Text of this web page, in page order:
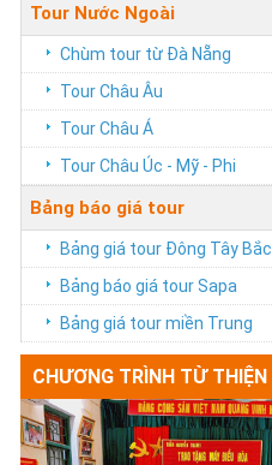
Tour Nước Ngoài
Chùm tour từ Đà Nẵng
Tour Châu Âu
Tour Châu Á
Tour Châu Úc - Mỹ - Phi
Bảng báo giá tour
Bảng giá tour Đông Tây Bắc
Bảng báo giá tour Sapa
Bảng giá tour miền Trung
CHƯƠNG TRÌNH TỪ THIỆN